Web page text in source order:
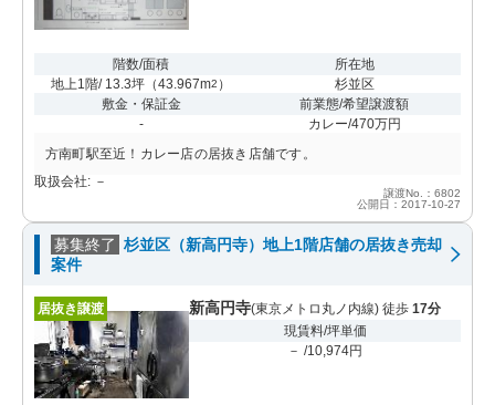
階数/面積
地上1階/ 13.3坪 （43.967m2 ）
所在地
杉並区
敷金・保証金
-
前業態/希望譲渡額
カレー/470万円
方南町駅至近！カレー店の居抜き店舗です。
取扱会社: －
譲渡No.：6802
公開日：2017-10-27
募集終了 杉並区（新高円寺）地上1階店舗の居抜き売却
案件
居抜き譲渡 新高円寺(東京メトロ丸ノ内線) 徒歩 17分
現賃料/坪単価
－ /10,974円